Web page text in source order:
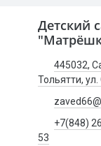
Детский
445032,
Тольятти,
+7(848)
53